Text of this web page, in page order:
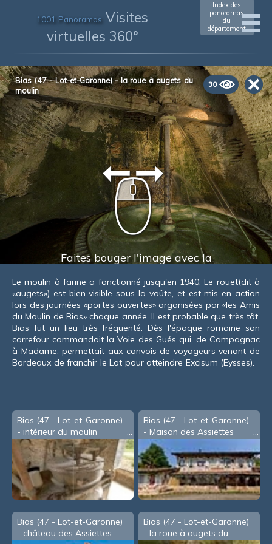
1001 Panoramas Visites
virtuelles 360°
Index des
panoramas
du
département
30
Bias (47 - Lot-et-Garonne) - la roue à augets du
moulin
Faites bouger l'image avec la
Le moulin à farine a fonctionné jusqu'en 1940. Le rouet(dit à
«augets») est bien visible sous la voûte, et est mis en action
lors des journées «portes ouvertes» organisées par «les Amis
du Moulin de Bias» chaque année. Il est probable que très tôt,
Bias fut un lieu très fréquenté. Dès l'époque romaine son
carrefour commandait la Voie des Gués qui, de Campagnac
à Madame, permettait aux convois de voyageurs venant de
Bordeaux de franchir le Lot pour atteindre Excisum (Eysses).
Bias (47 - Lot-et-Garonne)
- intérieur du moulin
Bias (47 - Lot-et-Garonne)
- Maison des Assiettes
Bias (47 - Lot-et-Garonne)
- château des Assiettes
Bias (47 - Lot-et-Garonne)
- la roue à augets du